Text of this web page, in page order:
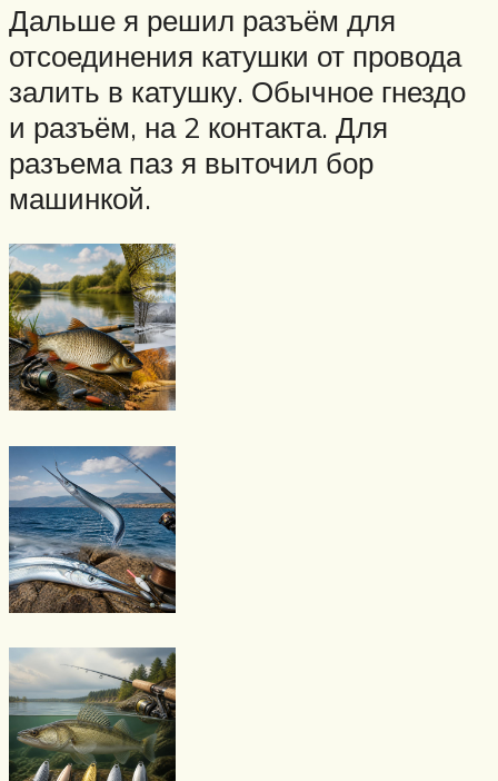
Дальше я решил разъём для
отсоединения катушки от провода
залить в катушку. Обычное гнездо
и разъём, на 2 контакта. Для
разъема паз я выточил бор
машинкой.